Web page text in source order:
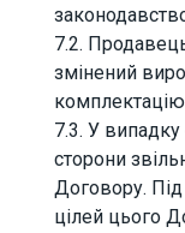
7.2.
змінений
7.3. У
сторони
Договору.
цілей цього